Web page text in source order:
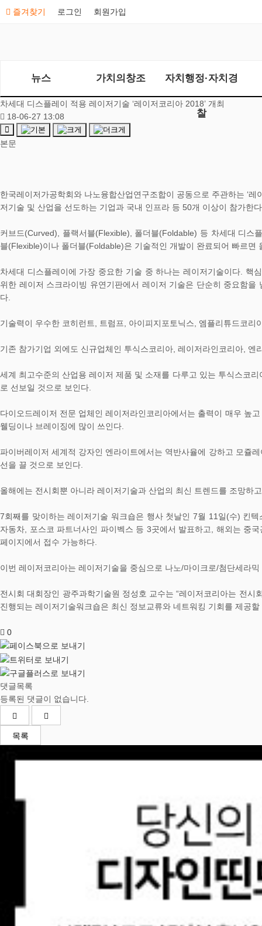
즐겨찾기 로그인 회원가입
뉴스 가치의창조 자치행정·자치경
찰
차세대 디스플레이 적용 레이저기술 ‘레이저코리아 2018’ 개최
18-06-27 13:08
본문
한국레이저가공학회와 나노융합산업연구조합이 공동으로 주관하는 ‘
저기술 및 산업을 선도하는 기업과 국내 인프라 등 50개 이상이 참가한
커브드(Curved), 플랙서블(Flexible), 폴더블(Foldable) 등 차세대 디
블(Flexible)이나 폴더블(Foldable)은 기술적인 개발이 완료되어 빠르
차세대 디스플레이에 가장 중요한 기술 중 하나는 레이저기술이다.
위한 레이저 스크라이빙 유연기판에서 레이저 기술은 단순히 중요함
다.
기술력이 우수한 코히런트, 트럼프, 아이피지포토닉스, 엠플리튜드코
기존 참가기업 외에도 신규업체인 투식스코리아, 레이저라인코리아, 엔
세계 최고수준의 산업용 레이저 제품 및 소재를 다루고 있는 투식스코
로 선보일 것으로 보인다.
다이오드레이저 전문 업체인 레이저라인코리아에서는 출력이 매우 높
웰딩이나 브레이징에 많이 쓰인다.
파이버레이저 세계적 강자인 엔라이트에서는 역반사율에 강하고 모쥴
선을 끌 것으로 보인다.
올해에는 전시회뿐 아니라 레이저기술과 산업의 최신 트렌드를 조망하
7회째를 맞이하는 레이저기술 워크숍은 행사 첫날인 7월 11일(수) 킨
자동차, 포스코 파트너사인 파이벡스 등 3곳에서 발표하고, 해외는 중
페이지에서 접수 가능하다.
이번 레이저코리아는 레이저기술을 중심으로 나노/마이크로/첨단세라
전시회 대회장인 광주과학기술원 정성호 교수는 “레이저코리아는 전
진행되는 레이저기술워크숍은 최신 정보교류와 네트워킹 기회를 제공
0
댓글목록
등록된 댓글이 없습니다.
목록